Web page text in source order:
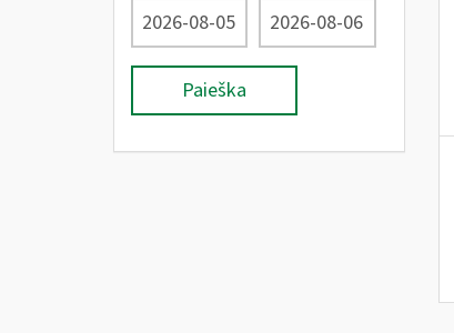
Paieška